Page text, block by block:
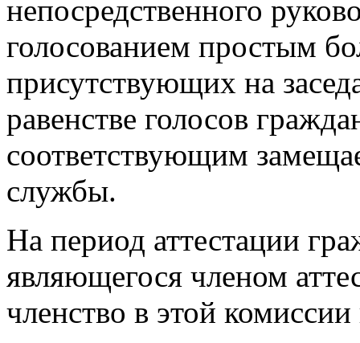
непосредственного
голосованием простым
присутствующих на
равенстве голосов
соответствующим
службы.
На период аттестации
являющегося членом
членство в этой комиссии